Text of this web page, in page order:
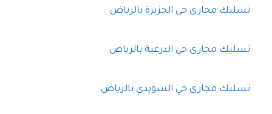
تسليك مجارى حي الجزيرة بالرياض
تسليك مجارى حي الدرعية بالرياض
تسليك مجارى حي السويدي بالرياض